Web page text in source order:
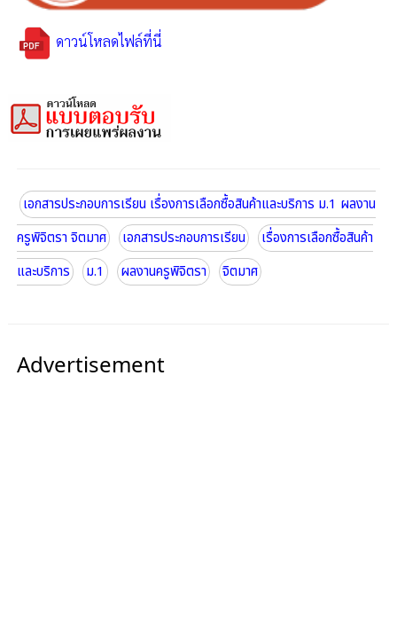
ดาวน์โหลดไฟล์ที่นี่
เอกสารประกอบการเรียน เรื่องการเลือกซื้อสินค้าและบริการ ม.1 ผลงาน
ครูพิจิตรา จิตมาศ
เอกสารประกอบการเรียน
เรื่องการเลือกซื้อสินค้า
และบริการ
ม.1 ผลงานครูพิจิตรา จิตมาศ
Advertisement